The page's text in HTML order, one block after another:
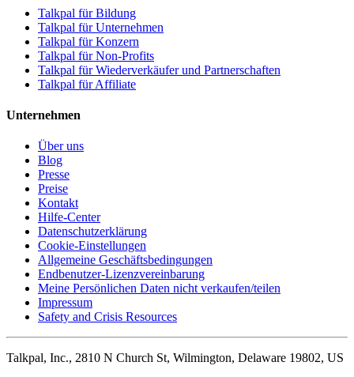
Talkpal für Bildung
Talkpal für Unternehmen
Talkpal für Konzern
Talkpal für Non-Profits
Talkpal für Wiederverkäufer und Partnerschaften
Talkpal für Affiliate
Unternehmen
Über uns
Blog
Presse
Preise
Kontakt
Hilfe-Center
Datenschutzerklärung
Cookie-Einstellungen
Allgemeine Geschäftsbedingungen
Endbenutzer-Lizenzvereinbarung
Meine Persönlichen Daten nicht verkaufen/teilen
Impressum
Safety and Crisis Resources
Talkpal, Inc., 2810 N Church St, Wilmington, Delaware 19802, US